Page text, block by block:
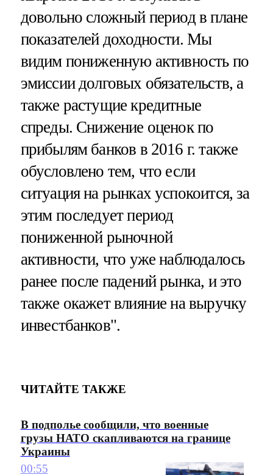
довольно сложный период в плане
показателей доходности. Мы
видим пониженную активность по
эмиссии долговых обязательств, а
также растущие кредитные
спреды. Снижение оценок по
прибылям банков в 2016 г. также
обусловлено тем, что если
ситуация на рынках успокоится, за
этим последует период
пониженной рыночной
активности, что уже наблюдалось
ранее после падений рынка, и это
также окажет влияние на выручку
инвестбанков".
ЧИТАЙТЕ ТАКЖЕ
В подполье сообщили, что военные
грузы НАТО скапливаются на границе
Украины
00:55